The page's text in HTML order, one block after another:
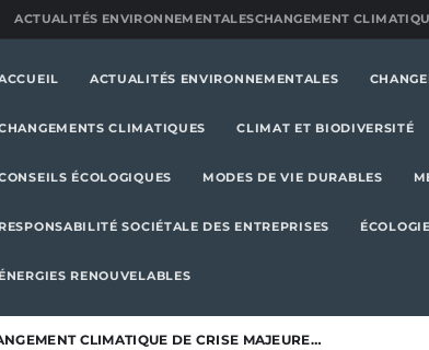
ACTUALITÉS ENVIRONNEMENTALESCHANGEMENT
ACTUALITÉS ENVIRONNEMENTALES
CLIMATIQUES CLIMAT ET BIODIVERSITÉ
ÉCOLOGIQUES MODES DE VIE DURABLES
RESPONSABILITÉ SOCIÉTALE DES ENTREPRISES
ÉNERGIES RENOUVELABLES
CLIMATIQUE DE CRISE MAJEURE…